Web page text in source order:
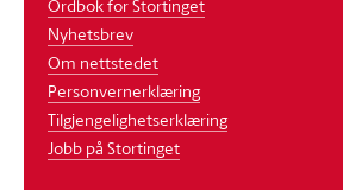
Ordbok for Stortinget
Nyhetsbrev
Om nettstedet
Personvernerklæring
Tilgjengelighetserklæring
Jobb på Stortinget